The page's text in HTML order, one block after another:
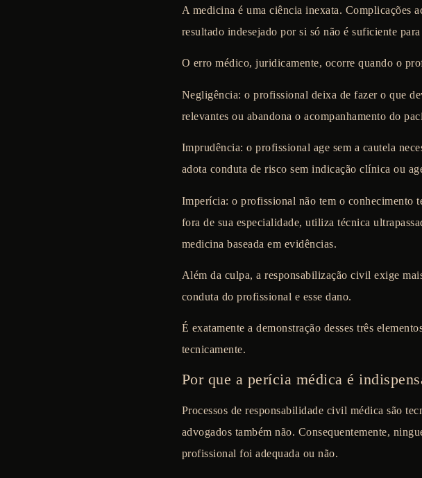
A medicina é uma ciência inexata. Complicações
resultado indesejado por si só não é suficiente
O erro médico, juridicamente, ocorre quando o
Negligência: o profissional deixa de fazer o que
relevantes ou abandona o acompanhamento do
Imprudência: o profissional age sem a cautela
adota conduta de risco sem indicação clínica ou
Imperícia: o profissional não tem o conhecimento
fora de sua especialidade, utiliza técnica
medicina baseada em evidências.
Além da culpa, a responsabilização civil exige
conduta do profissional e esse dano.
É exatamente a demonstração desses três
tecnicamente.
Por que a perícia médica é
Processos de responsabilidade civil médica são
advogados também não. Consequentemente,
profissional foi adequada ou não.